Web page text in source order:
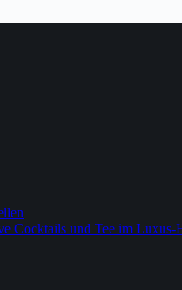
Cocktails und Tee im Luxus-